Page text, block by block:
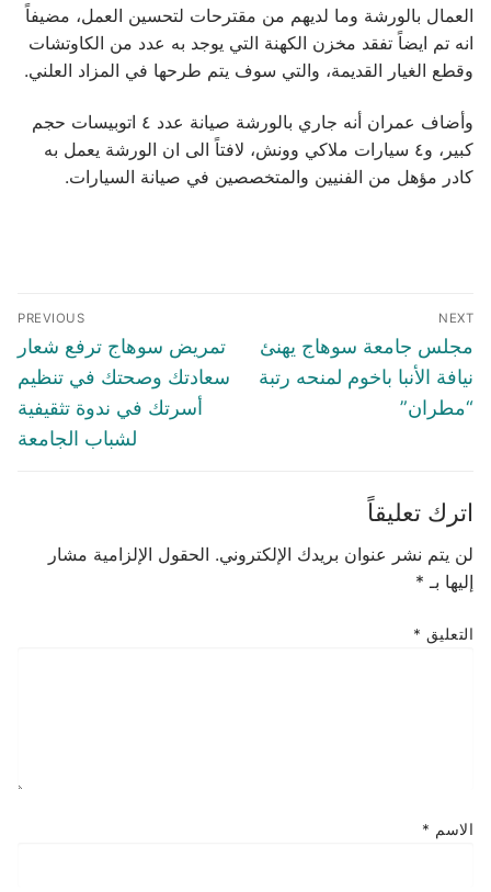
العمال بالورشة وما لديهم من مقترحات لتحسين العمل، مضيفاً
انه تم ايضاً تفقد مخزن الكهنة التي يوجد به عدد من الكاوتشات
وقطع الغيار القديمة، والتي سوف يتم طرحها في المزاد العلني.
وأضاف عمران أنه جاري بالورشة صيانة عدد ٤ اتوبيسات حجم
كبير، و٤ سيارات ملاكي وونش، لافتاً الى ان الورشة يعمل به
كادر مؤهل من الفنيين والمتخصصين في صيانة السيارات.
تصفّح
المقالات
PREVIOUS
Previous
post:
تمريض سوهاج ترفع شعار
سعادتك وصحتك في تنظيم
أسرتك في ندوة تثقيفية
لشباب الجامعة
NEXT
Next
post:
مجلس جامعة سوهاج يهنئ
نيافة الأنبا باخوم لمنحه رتبة
“مطران”
اترك تعليقاً
لن يتم نشر عنوان بريدك الإلكتروني. الحقول الإلزامية مشار
إليها بـ *
التعليق *
الاسم *